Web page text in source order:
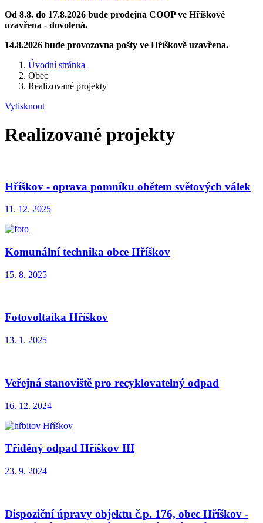
Od 8.8. do 17.8.2026 bude prodejna COOP ve Hříškově
uzavřena - dovolená.
14.8.2026 bude provozovna pošty ve Hříškově uzavřena.
Úvodní stránka
Obec
Realizované projekty
Vytisknout
Realizované projekty
Hříškov - oprava pomníku obětem světových válek
11. 12. 2025
Komunální technika obce Hříškov
15. 8. 2025
Fotovoltaika Hříškov
13. 1. 2025
Veřejná stanoviště pro recyklovatelný odpad
16. 12. 2024
Tříděný odpad Hříškov III
23. 9. 2024
Dispoziční úpravy objektu č.p. 176, obec Hříškov -